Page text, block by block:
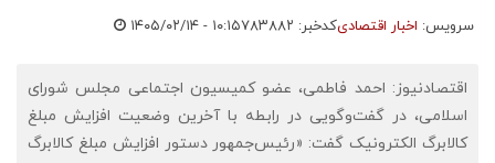
سرویس: اخبار اقتصادیکدخبر: ۷۸۳۸۸۲ ۱۴۰۵/۰۲/۱۴ - ۱۰:۱۵
اقتصادنیوز: احمد فاطمی، عضو کمیسیون اجتماعی مجلس شورای
اسلامی، در گفت‌وگویی در رابطه با آخرین وضعیت افزایش مبلغ
کالابرگ الکترونیک گفت: «رئیس‌جمهور دستور افزایش مبلغ کالابرگ